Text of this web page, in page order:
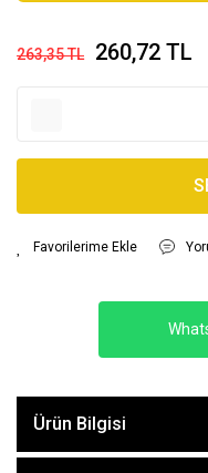
263,35 TL 260,72 TL
Ürün Bilgisi